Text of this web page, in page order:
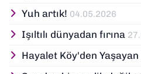
Yuh artık! 04.05.2026
Işıltılı dünyadan fırına
Hayalet Köy'den Yaşayan